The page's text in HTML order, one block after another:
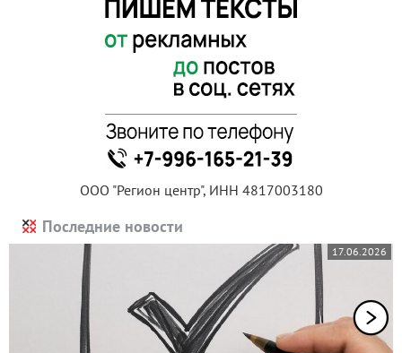
ООО "Регион центр", ИНН 4817003180
Последние новости
17.06.2026